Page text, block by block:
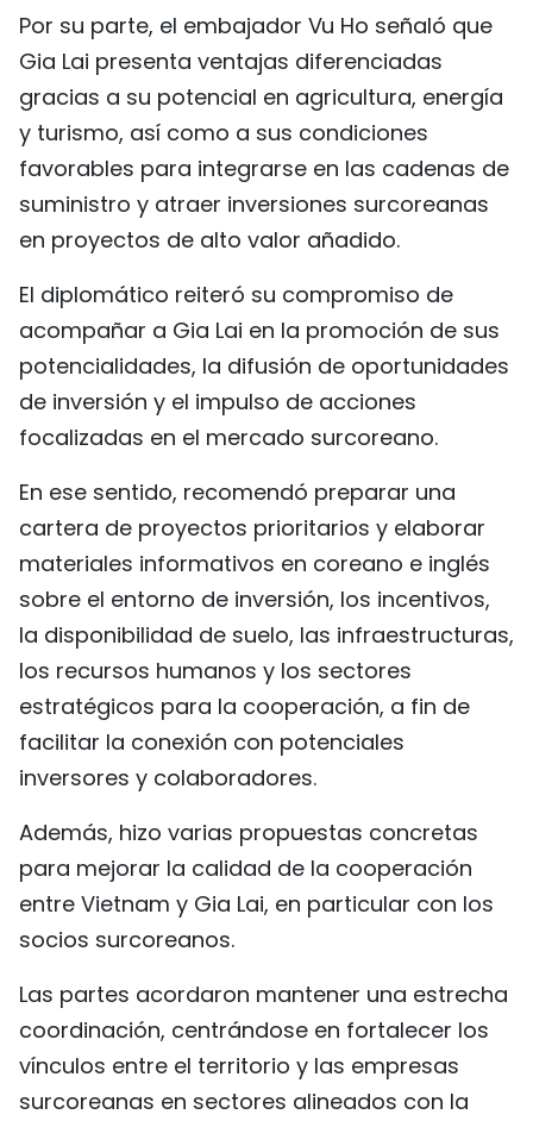
Por su parte, el embajador Vu Ho señaló que
Gia Lai presenta ventajas diferenciadas
gracias a su potencial en agricultura, energía
y turismo, así como a sus condiciones
favorables para integrarse en las cadenas de
suministro y atraer inversiones surcoreanas
en proyectos de alto valor añadido.
El diplomático reiteró su compromiso de
acompañar a Gia Lai en la promoción de sus
potencialidades, la difusión de oportunidades
de inversión y el impulso de acciones
focalizadas en el mercado surcoreano.
En ese sentido, recomendó preparar una
cartera de proyectos prioritarios y elaborar
materiales informativos en coreano e inglés
sobre el entorno de inversión, los incentivos,
la disponibilidad de suelo, las infraestructuras,
los recursos humanos y los sectores
estratégicos para la cooperación, a fin de
facilitar la conexión con potenciales
inversores y colaboradores.
Además, hizo varias propuestas concretas
para mejorar la calidad de la cooperación
entre Vietnam y Gia Lai, en particular con los
socios surcoreanos.
Las partes acordaron mantener una estrecha
coordinación, centrándose en fortalecer los
vínculos entre el territorio y las empresas
surcoreanas en sectores alineados con la